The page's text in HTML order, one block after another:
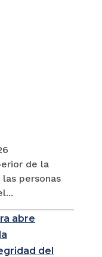
de la
personas
abre
del